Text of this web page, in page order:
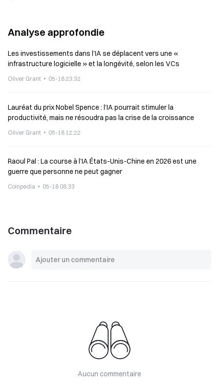
Analyse approfondie
Les investissements dans l’IA se déplacent vers une «
infrastructure logicielle » et la longévité, selon les VCs
Oliver Grant 05-18 23:32
Lauréat du prix Nobel Spence : l’IA pourrait stimuler la
productivité, mais ne résoudra pas la crise de la croissance
Oliver Grant 05-18 12:22
Raoul Pal : La course à l’IA États-Unis-Chine en 2026 est une
guerre que personne ne peut gagner
Coinpedia 05-18 08:33
Commentaire
Aucun commentaire